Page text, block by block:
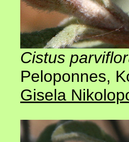
Cistus
Peloponnes,
Gisela